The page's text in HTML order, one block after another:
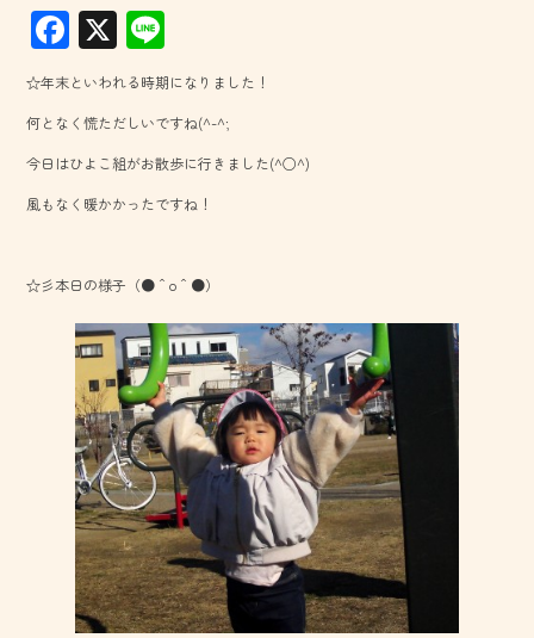
F
ac
e
b
o
ok
X
ne
☆年末といわれる時期になりました！
何となく慌ただしいですね(^-^;
今日はひよこ組がお散歩に行きました(^○^)
風もなく暖かかったですね！
☆彡本日の様子（●＾o＾●）